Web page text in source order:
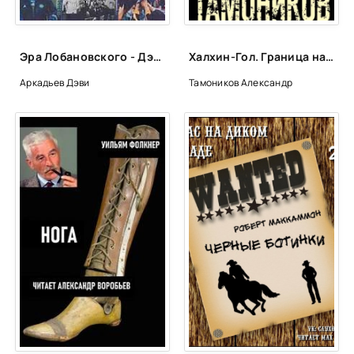
02_01_02
02_01_06
02_01_07
02_01_08
02_01_11
02_02_03
02_02_04
Эра Лобановского - Дэви Аркадьев
Аркадьев Дэви
Халхин-Гол. Граница на крови - Александр Тамоников
Тамоников Александр